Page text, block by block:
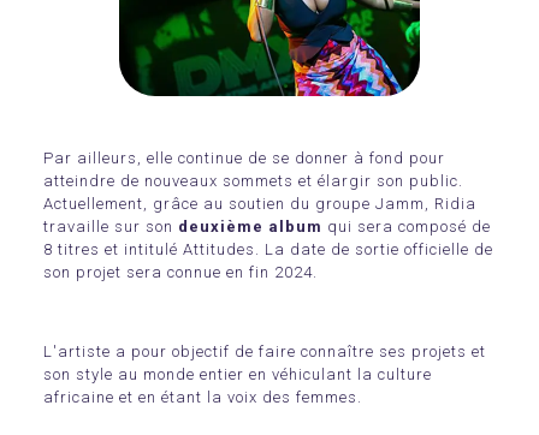
Par ailleurs, elle continue de se donner à fond pour
atteindre de nouveaux sommets et élargir son public.
Actuellement, grâce au soutien du groupe Jamm, Ridia
travaille sur son deuxième album qui sera composé de
8 titres et intitulé Attitudes. La date de sortie officielle de
son projet sera connue en fin 2024.
L'artiste a pour objectif de faire connaître ses projets et
son style au monde entier en véhiculant la culture
africaine et en étant la voix des femmes.